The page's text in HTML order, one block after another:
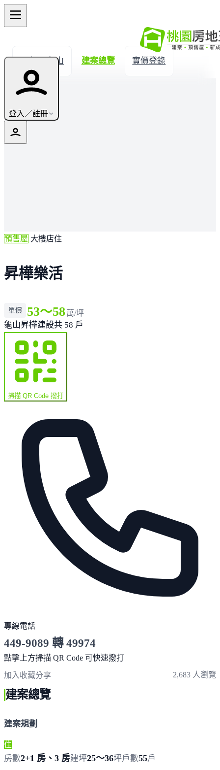
登入／註冊
← 返回龜山 建案總覽 實價登錄
預售屋 大樓店住
昇樺樂活
單價 53～58萬/坪
龜山昇樺建設共 58 戶
掃描 QR Code 撥打
專線電話
449-9089 轉 49974
服務時間 10:00～19:00
點擊上方掃描 QR Code 可快速撥打
加入收藏分享 2,683 人瀏覽
建案總覽
建案規劃
住
房數2+1 房、3 房建坪25～36坪戶數55戶